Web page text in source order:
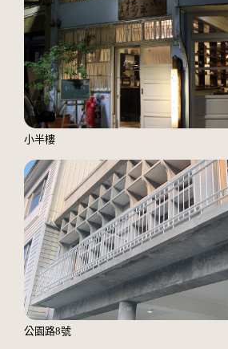
小半樓
公園路8號